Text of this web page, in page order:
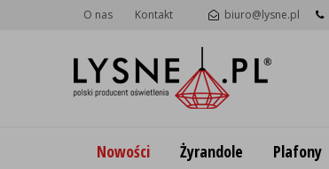
O nas Kontakt biuro@lysne.pl
Nowości Żyrandole Plafony